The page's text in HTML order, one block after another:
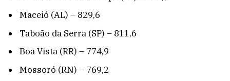
Maceió (AL) – 829,6
Taboão da Serra (SP) – 811,6
Boa Vista (RR) – 774,9
Mossoró (RN) – 769,2